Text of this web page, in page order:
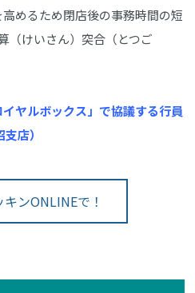
めるため閉店後の事務時間の短
（けいさん）突合（とつご
イヤルボックス」で協議する行員
店）
ンONLINEで！